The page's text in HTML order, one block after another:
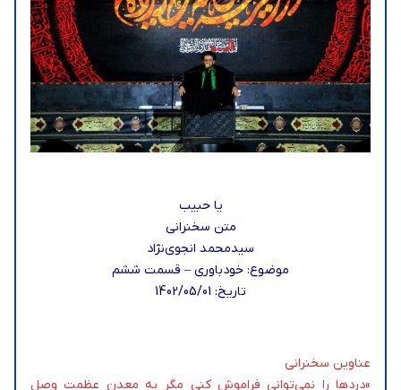
یا حبیب
متن سخنرانی
سیدمحمد انجوی‌نژاد
موضوع: خودباوری – قسمت ششم
تاریخ: 1402/05/01
عناوین سخنرانی
»دردها را نمی‌توانی فراموش کنی مگر به معدن عظمت وصل